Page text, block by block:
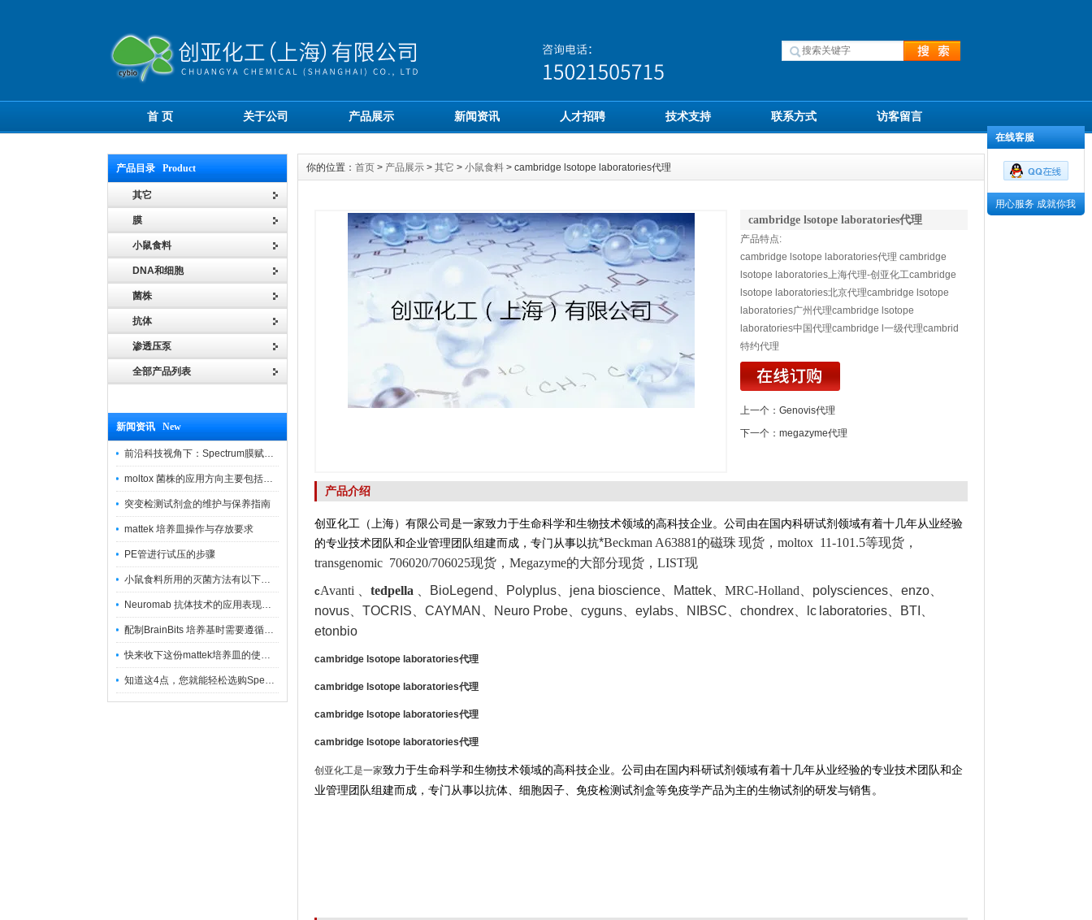
首 页 关于公司 产品展示 新闻资讯 人才招聘 技术支持 联系方式 访客留言
产品目录 Product
其它
膜
小鼠食料
DNA和细胞
菌株
抗体
渗透压泵
全部产品列表
新闻资讯 New
前沿科技视角下：Spectrum膜赋能精密制造
moltox 菌株的应用方向主要包括以下几个方面
突变检测试剂盒的维护与保养指南
mattek 培养皿操作与存放要求
PE管进行试压的步骤
小鼠食料所用的灭菌方法有以下三种
Neuromab 抗体技术的应用表现在这几方面
配制BrainBits 培养基时需要遵循的原则
快来收下这份mattek培养皿的使用指南
知道这4点，您就能轻松选购Spectrum 膜
你的位置： 首页 > 产品展示 > 其它 > 小鼠食料 > cambridge lsotope laboratories代理
cambridge lsotope laboratories代理
产品特点:
cambridge lsotope laboratories代理 cambridge
lsotope laboratories上海代理-创亚化工cambridge
lsotope laboratories北京代理cambridge lsotope
laboratories广州代理cambridge lsotope
laboratories中国代理cambridge l一级代理cambrid
特约代理
上一个： Genovis代理
下一个： megazyme代理
产品介绍
创亚化工（上海）有限公司是一家致力于生命科学和生物技术领域的高科技企业。公司由在国内科研试剂领域有着十几年从业经验
的专业技术团队和企业管理团队组建而成，专门从事以抗*Beckman A63881的磁珠 现货，moltox 11-101.5等现货，
transgenomic 706020/706025现货，Megazyme的大部分现货，LIST现
cAvanti 、 tedpella BioLegend、Polyplus、jena bioscience、Mattek 、MRC-Holland 、polysciences、enzo、
novus 、TOCRIS 、CAYMAN、Neuro Probe、cyguns、eylabs、NIBSC 、chondrex、lc laboratories、BTI
etonbio
cambridge lsotope laboratories代理
cambridge lsotope laboratories代理
cambridge lsotope laboratories代理
cambridge lsotope laboratories代理
创亚化工是一家致力于生命科学和生物技术领域的高科技企业。公司由在国内科研试剂领域有着十几年从业经验的专业技术团队和企
业管理团队组建而成，专门从事以抗体、细胞因子、免疫检测试剂盒等免疫学产品为主的生物试剂的研发与销售。
在线客服
用心服务 成就你我